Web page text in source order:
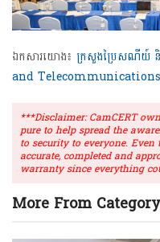
ឯកសារយោង៖ ក្រសួងប្រៃសណីយ៍
and Telecommunications
***Disclaimer: CamCERT
pure to help spread the
to security to everyone.
accurate, completed and
warranty since everything
More From Category